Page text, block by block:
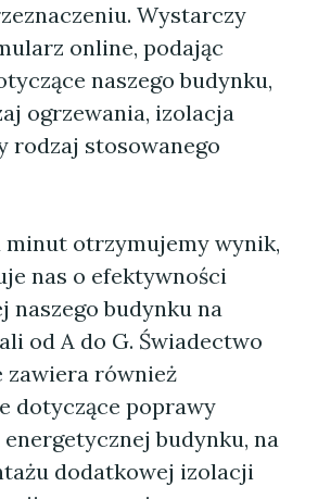
Wystarczy
online, podając
naszego budynku,
ogrzewania, izolacja
rodzaj stosowanego
minut otrzymujemy wynik,
nas o efektywności
naszego budynku na
od A do G. Świadectwo
zawiera również
dotyczące poprawy
budynku, na
dodatkowej izolacji